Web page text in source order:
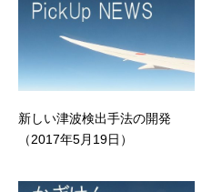
新しい津波検出手法の開発
（2017年5月19日）